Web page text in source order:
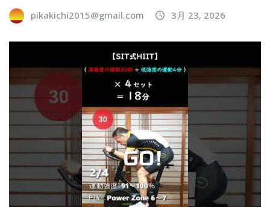
pikakichi2015@gmail.com 3月 23, 2026